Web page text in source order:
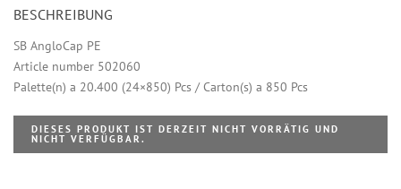
BESCHREIBUNG
SB AngloCap PE
Article number 502060
Palette(n) a 20.400 (24×850) Pcs / Carton(s) a 850 Pcs
DIESES PRODUKT IST DERZEIT NICHT VORRÄTIG UND
NICHT VERFÜGBAR.